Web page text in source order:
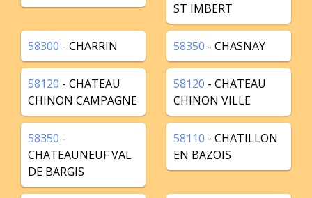
ST IMBERT
58300 - CHARRIN 58350 - CHASNAY
58120 - CHATEAU
CHINON CAMPAGNE
58120 - CHATEAU
CHINON VILLE
58350 -
CHATEAUNEUF VAL
DE BARGIS
58110 - CHATILLON
EN BAZOIS